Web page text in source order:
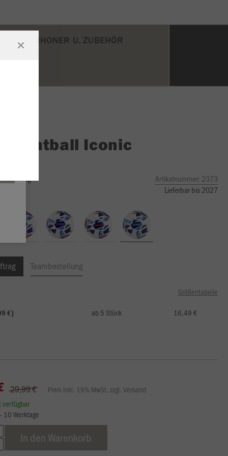
U. ZUBEHÖR
Lightball Iconic
290g Artikelnummer: 2373
Lieferbar bis 2027
Teambestellung
Größentabelle
€) ab 5 Stück 16,49 €
29,99 €
Preis inkl. 19% MwSt. zzgl. Versand
verfügbar
10 Werktage
In den Warenkorb